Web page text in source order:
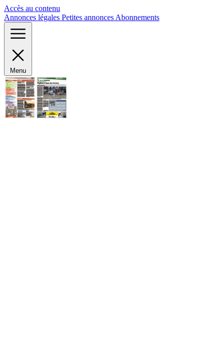
Accès au contenu
Annonces légales Petites annonces Abonnements
Menu
Panneau de gestion des cookies